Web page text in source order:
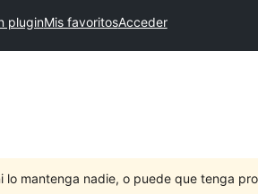
pluginMis favoritosAcceder
lo mantenga nadie, o puede que tenga